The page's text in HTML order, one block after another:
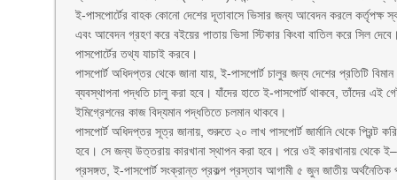
ই-পাসপোর্টের বাহক কোনো দেশের দূতাবাসে ভিসার জন্য আবেদন করলে কর্তৃপক্ষ
এবং আবেদন গ্রহণ করে বইয়ের পাতায় ভিসা স্টিকার কিংবা বাতিল করে সিল
পাসপোর্টের তথ্য যাচাই করবে।
পাসপোর্ট অধিদপ্তর থেকে জানা যায়, ই-পাসপোর্ট চালুর জন্য দেশের প্রতিটি
ব্যবস্থাপনা পদ্ধতি চালু করা হবে। যাঁদের হাতে ই-পাসপোর্ট থাকবে, তাঁদের এই
ইমিগ্রেশনের কাজ বিদ্যমান পদ্ধতিতে চলমান থাকবে।
পাসপোর্ট অধিদপ্তর সূত্র জানায়, শুরুতে ২০ লাখ পাসপোর্ট জার্মানি থেকে প্রিন্ট
হবে। সে জন্য উত্তরায় কারখানা স্থাপন করা হবে। পরে ওই কারখানায় থেকে
প্রসঙ্গত, ই-পাসপোর্ট সংক্রান্ত প্রকল্প প্রস্তাব আগামী ৫ জুন জাতীয় অর্থনৈতিক